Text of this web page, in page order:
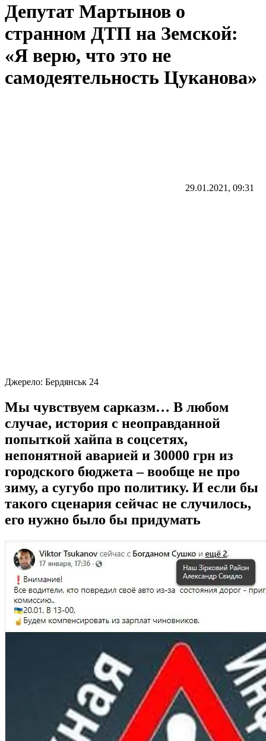
Депутат Мартынов о
странном ДТП на Земской:
«Я верю, что это не
самодеятельность Цуканова»
29.01.2021, 09:31
Джерело: Бердянськ 24
Мы чувствуем сарказм… В любом
случае, история с неоправданной
попыткой хайпа в соцсетях,
непонятной аварией и 30000 грн из
городского бюджета – вообще не про
зиму, а сугубо про политику. И если бы
такого сценария сейчас не случилось,
его нужно было бы придумать